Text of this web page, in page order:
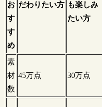
お
す
す
め
だわりたい方 も楽しみ
たい方
素
材
数
45万点 30万点